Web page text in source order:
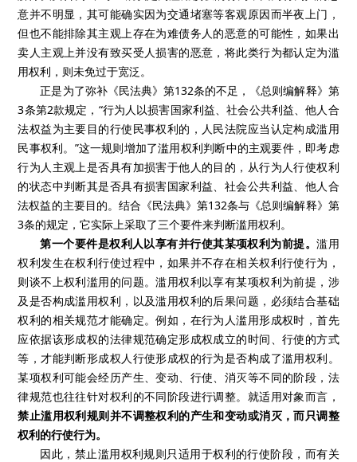
意并不明显，其可能确实因为交通堵塞等客观原因而半夜上门，
但也不能排除其主观上存在为难债务人的恶意的可能性，如果出
卖人主观上并没有致买受人损害的恶意，将此类行为都认定为滥
用权利，则未免过于宽泛。
正是为了弥补《民法典》第132条的不足，《总则编解释》第
3条第2款规定，“行为人以损害国家利益、社会公共利益、他人合
法权益为主要目的行使民事权利的，人民法院应当认定构成滥用
民事权利。”这一规则增加了滥用权利判断中的主观要件，即考虑
行为人主观上是否具有加损害于他人的目的，从行为人行使权利
的状态中判断其是否具有损害国家利益、社会公共利益、他人合
法权益的主要目的。结合《民法典》第132条与《总则编解释》第
3条的规定，它实际上采取了三个要件来判断滥用权利。
第一个要件是权利人以享有并行使其某项权利为前提。滥用
权利发生在权利行使过程中，如果并不存在相关权利行使行为，
则谈不上权利滥用的问题。滥用权利以享有某项权利为前提，涉
及是否构成滥用权利，以及滥用权利的后果问题，必须结合基础
权利的相关规范才能确定。例如，在行为人滥用形成权时，首先
应依据该形成权的法律规范确定形成权成立的时间、行使的方式
等，才能判断形成权人行使形成权的行为是否构成了滥用权利。
某项权利可能会经历产生、变动、行使、消灭等不同的阶段，法
律规范也往往针对权利的不同阶段进行调整。就适用对象而言，
禁止滥用权利规则并不调整权利的产生和变动或消灭，而只调整
权利的行使行为。
因此，禁止滥用权利规则只适用于权利的行使阶段，而有关